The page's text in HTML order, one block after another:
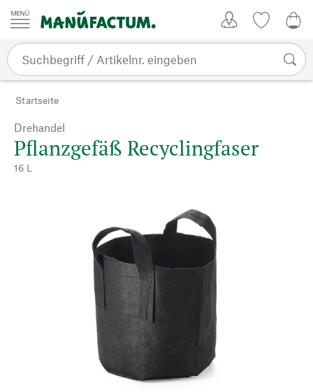
Zum Inhalt springen
Startseite
Drehandel
Pflanzgefäß Recyclingfaser
16 L